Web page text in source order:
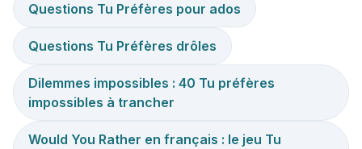
Questions Tu Préfères pour ados
Questions Tu Préfères drôles
Dilemmes impossibles : 40 Tu préfères
impossibles à trancher
Would You Rather en français : le jeu Tu